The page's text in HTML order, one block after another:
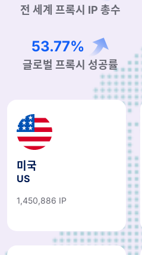
전 세계 프록시 IP 총수
89.85%
글로벌 프록시 성공률
미국
US
1,450,886 IP